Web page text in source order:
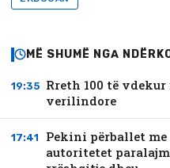
MË SHUMË NGA
19:35 Rreth 100 të
verilindore
17:41
Pekini përballet me
autoritetet